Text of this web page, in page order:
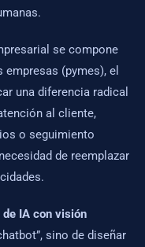
se compone
(pymes), el
una diferencia radical
al cliente,
o seguimiento
de reemplazar
IA con visión
sino de diseñar